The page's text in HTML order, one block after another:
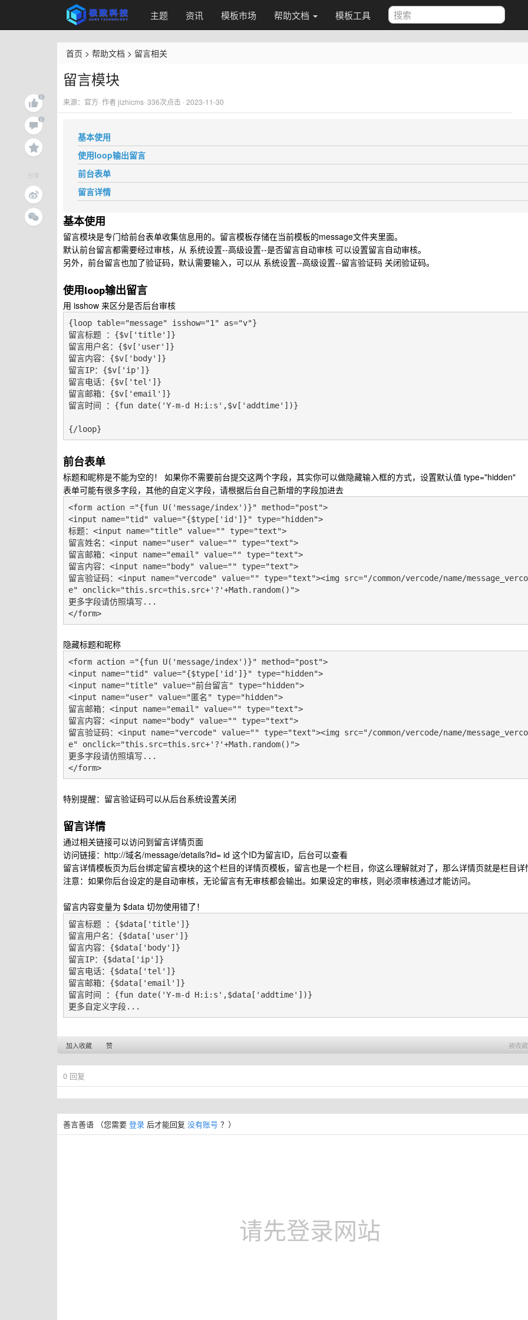
主题 资讯 模板市场 帮助文档 模板工具
首页 > 帮助文档 > 留言相关
留言模块
来源：官方· 作者 jizhicms· 336次点击 · 2023-11-30
基本使用
使用loop输出留言
前台表单
留言详情
基本使用
留言模块是专门给前台表单收集信息用的。留言模板存储在当前模板的message文件夹里面。
默认前台留言都需要经过审核，从 系统设置--高级设置--是否留言自动审核 可以设置留言自动审核。
另外，前台留言也加了验证码，默认需要输入，可以从 系统设置--高级设置--留言验证码 关闭验证码。
使用loop输出留言
用 isshow 来区分是否后台审核
{loop table="message" isshow="1" as="v"}
留言标题 ：{$v['title']}
留言用户名：{$v['user']}
留言内容：{$v['body']}
留言IP：{$v['ip']}
留言电话：{$v['tel']}
留言邮箱：{$v['email']}
留言时间 ：{fun date('Y-m-d H:i:s',$v['addtime'])}
{/loop}
前台表单
标题和昵称是不能为空的！ 如果你不需要前台提交这两个字段，其实你可以做隐藏输入框的方式，设置默认值 type="hidden"
表单可能有很多字段，其他的自定义字段，请根据后台自己新增的字段加进去
<form action ="{fun U('message/index')}" method="post">
<input name="tid" value="{$type['id']}" type="hidden">
标题：<input name="title" value="" type="text">
留言姓名：<input name="user" value="" type="text">
留言邮箱：<input name="email" value="" type="text">
留言内容：<input name="body" value="" type="text">
留言验证码：<input name="vercode" value="" type="text"><img src="/common/vercode/name/
e" onclick="this.src=this.src+'?'+Math.random()">
更多字段请仿照填写...
</form>
隐藏标题和昵称
<form action ="{fun U('message/index')}" method="post">
<input name="tid" value="{$type['id']}" type="hidden">
<input name="title" value="前台留言" type="hidden">
<input name="user" value="匿名" type="hidden">
留言邮箱：<input name="email" value="" type="text">
留言内容：<input name="body" value="" type="text">
留言验证码：<input name="vercode" value="" type="text"><img src="/common/vercode/name/
e" onclick="this.src=this.src+'?'+Math.random()">
更多字段请仿照填写...
</form>
特别提醒：留言验证码可以从后台系统设置关闭
留言详情
通过相关链接可以访问到留言详情页面
访问链接：http://域名/message/details?id= id 这个ID为留言ID，后台可以查看
留言详情模板页为后台绑定留言模块的这个栏目的详情页模板，留言也是一个栏目，你这么理解就对了，那么详情页就是栏目详
注意：如果你后台设定的是自动审核，无论留言有无审核都会输出。如果设定的审核，则必须审核通过才能访问。
留言内容变量为 $data 切勿使用错了！
留言标题 ：{$data['title']}
留言用户名：{$data['user']}
留言内容：{$data['body']}
留言IP：{$data['ip']}
留言电话：{$data['tel']}
留言邮箱：{$data['email']}
留言时间 ：{fun date('Y-m-d H:i:s',$data['addtime'])}
更多自定义字段...
被收
加入收藏 赞
0 回复
善言善语 （您需要 登录 后才能回复 没有账号 ？）
请先登录网站